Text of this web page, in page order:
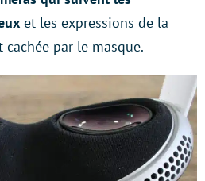
et les expressions de la
par le masque.